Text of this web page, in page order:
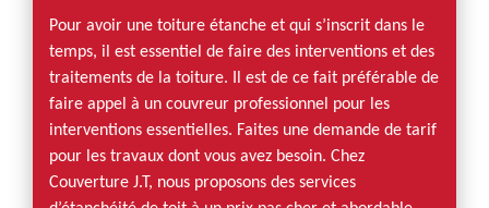
Pour avoir une toiture étanche et qui s’inscrit dans le
temps, il est essentiel de faire des interventions et des
traitements de la toiture. Il est de ce fait préférable de
faire appel à un couvreur professionnel pour les
interventions essentielles. Faites une demande de tarif
pour les travaux dont vous avez besoin. Chez
Couverture J.T, nous proposons des services